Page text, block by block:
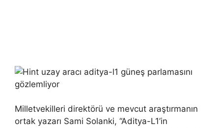
Milletvekilleri direktörü ve mevcut araştırmanın
ortak yazarı Sami Solanki, “Aditya-L1’in